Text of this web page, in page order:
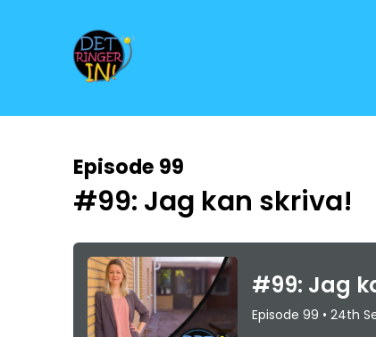
Episode 99
#99: Jag kan skriva!